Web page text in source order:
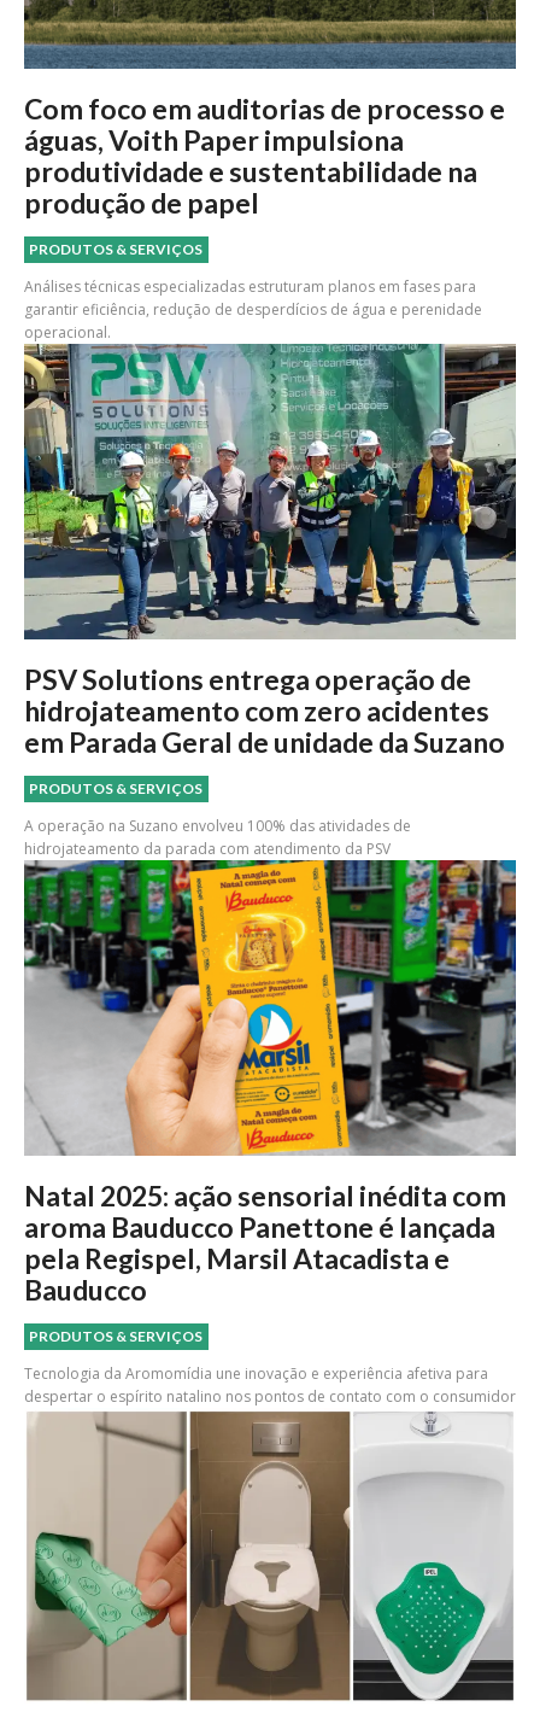
Com foco em auditorias de processo e
águas, Voith Paper impulsiona
produtividade e sustentabilidade na
produção de papel
PRODUTOS & SERVIÇOS
Análises técnicas especializadas estruturam planos em fases para
garantir eficiência, redução de desperdícios de água e perenidade
operacional.
PSV Solutions entrega operação de
hidrojateamento com zero acidentes
em Parada Geral de unidade da Suzano
PRODUTOS & SERVIÇOS
A operação na Suzano envolveu 100% das atividades de
hidrojateamento da parada com atendimento da PSV
Natal 2025: ação sensorial inédita com
aroma Bauducco Panettone é lançada
pela Regispel, Marsil Atacadista e
Bauducco
PRODUTOS & SERVIÇOS
Tecnologia da Aromomídia une inovação e experiência afetiva para
despertar o espírito natalino nos pontos de contato com o consumidor